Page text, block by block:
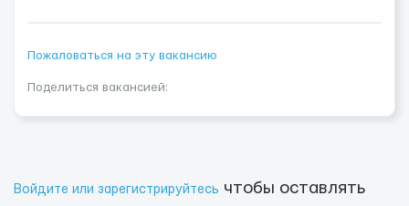
Пожаловаться на эту вакансию
Поделиться вакансией:
Войдите или зарегистрируйтесь чтобы оставлять